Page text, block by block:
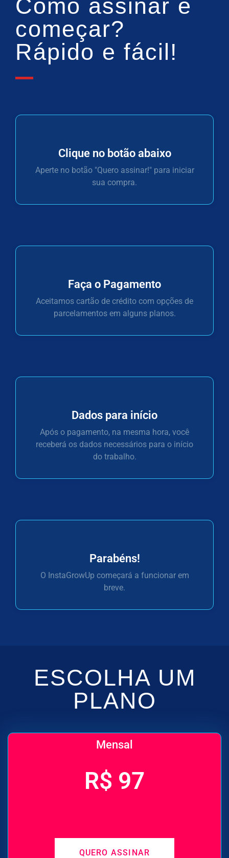
Como assinar e
começar?
Rápido e fácil!
Clique no botão abaixo
Aperte no botão "Quero assinar!" para iniciar
sua compra.
Faça o Pagamento
Aceitamos cartão de crédito com opções de
parcelamentos em alguns planos.
Dados para início
Após o pagamento, na mesma hora, você
receberá os dados necessários para o início
do trabalho.
Parabéns!
O InstaGrowUp começará a funcionar em
breve.
ESCOLHA UM
PLANO
Mensal
R$ 97
QUERO ASSINAR